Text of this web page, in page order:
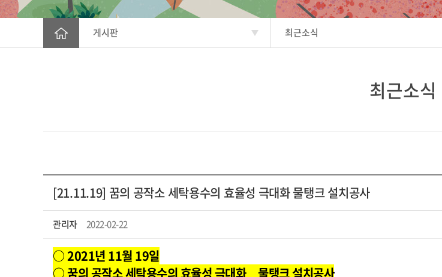
게시판 최근소식
최근소식
[21.11.19] 꿈의 공작소 세탁용수의 효율성 극대화 물탱크 설치공사
관리자 2022-02-22
○ 2021년 11월 19일
○ 꿈의 공작소 세탁용수의 효율성 극대화 _ 물탱크 설치공사